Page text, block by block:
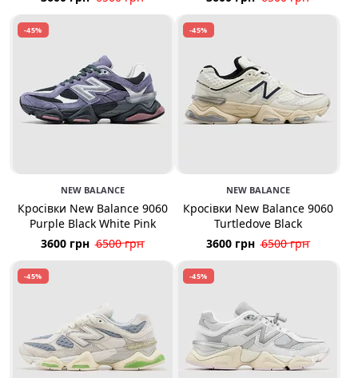
-45%
NEW BALANCE
Кросівки New Balance 9060
Purple Black White Pink
3600 грн 6500 грн
-45%
NEW BALANCE
Кросівки New Balance 9060
Turtledove Black
3600 грн 6500 грн
-45% -45%